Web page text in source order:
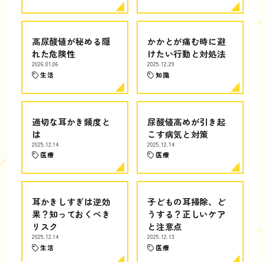
高尿酸値が秘める隠
れた危険性
2026.01.06
生活
かかとが痛む時に避
けたい行動と対処法
2025.12.29
知識
適切な耳かき頻度と
は
2025.12.14
医療
尿酸値高めが引き起
こす病気と対策
2025.12.14
医療
耳かきしすぎは逆効
果？知っておくべき
リスク
2025.12.14
生活
子どもの耳掃除、ど
うする？正しいケア
と注意点
2025.12.13
医療